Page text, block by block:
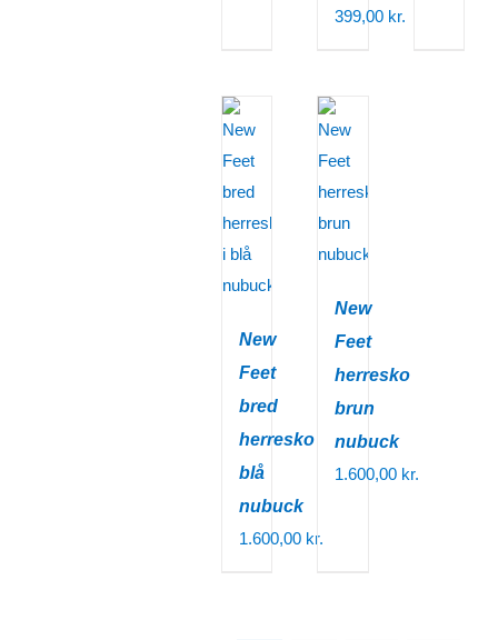
399,00 kr.
New
Feet
bred
herresko
blå
nubuck
1.600,00 kr.
New
Feet
herresko
brun
nubuck
1.600,00 kr.